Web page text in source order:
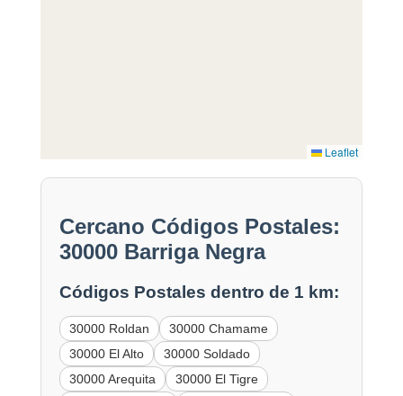
Leaflet
Cercano Códigos Postales:
30000 Barriga Negra
Códigos Postales dentro de 1 km:
30000 Roldan
30000 Chamame
30000 El Alto
30000 Soldado
30000 Arequita
30000 El Tigre